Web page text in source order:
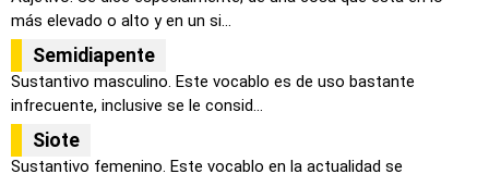
más elevado o alto y en un si...
Semidiapente
Sustantivo masculino. Este vocablo es de uso bastante
infrecuente, inclusive se le consid...
Siote
Sustantivo femenino. Este vocablo en la actualidad se